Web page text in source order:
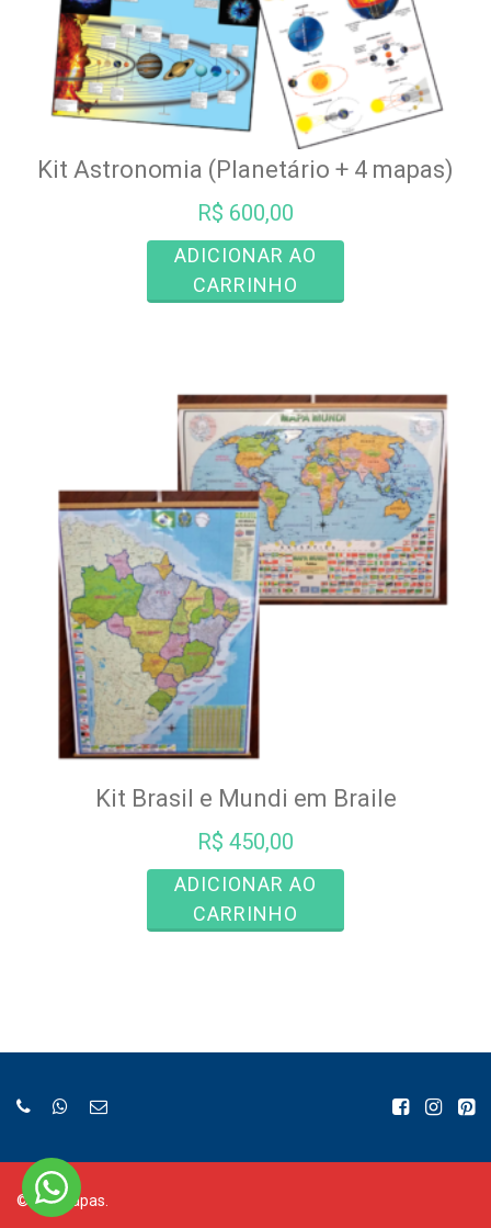
Kit Astronomia (Planetário + 4 mapas)
R$ 600,00
ADICIONAR AO
CARRINHO
Kit Brasil e Mundi em Braile
R$ 450,00
ADICIONAR AO
CARRINHO
© Bia Mapas.